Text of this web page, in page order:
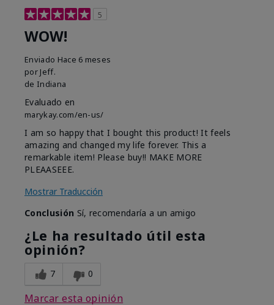
5
WOW!
Enviado Hace 6 meses
por Jeff.
de Indiana
Evaluado en
marykay.com/en-us/
I am so happy that I bought this product! It feels
amazing and changed my life forever. This a
remarkable item! Please buy!! MAKE MORE
PLEAASEEE.
Mostrar Traducción
Conclusión Sí, recomendaría a un amigo
¿Le ha resultado útil esta
opinión?
7 0
Marcar esta opinión